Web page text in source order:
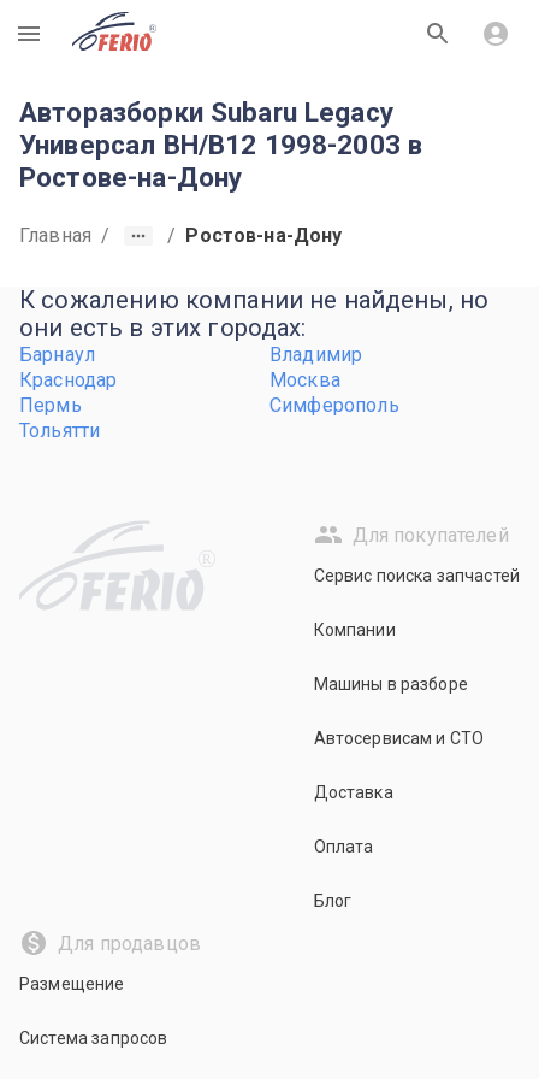
R
Авторазборки Subaru Legacy
Универсал BH/B12 1998-2003 в
Ростове-на-Дону
Главная / / Ростов-на-Дону
К сожалению компании не найдены, но
они есть в этих городах:
Барнаул
Владимир
Краснодар
Москва
Пермь
Симферополь
Тольятти
R
Для покупателей
Сервис поиска запчастей
Компании
Машины в разборе
Автосервисам и СТО
Доставка
Оплата
Блог
Для продавцов
Размещение
Система запросов